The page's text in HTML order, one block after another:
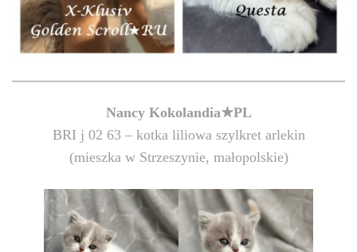
Nancy Kokolandia★PL
BRI j 02 63 – kotka liliowa szylkret arlekin
(mieszka w Strzeszynie, małopolskie)